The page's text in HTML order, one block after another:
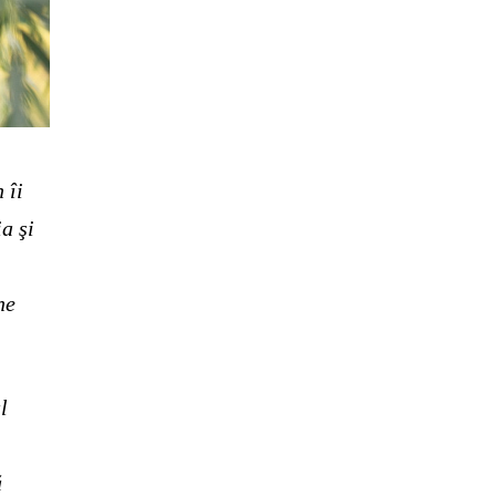
îi
şi